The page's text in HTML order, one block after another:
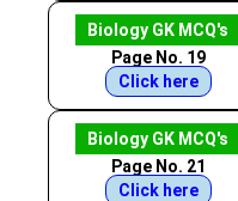
Biology GK MCQ's
Page No. 19
Click here
Biology GK MCQ's
Page No. 21
Click here